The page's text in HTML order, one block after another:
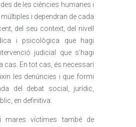
de les ciències humanes i
i dependran de cada
del seu context, del nivell
i psicològica que hagi
judicial que s’hagi
cas. En tot cas, és necessari
les denúncies i que formi
del debat social, jurídic,
en definitiva.
mares víctimes també de